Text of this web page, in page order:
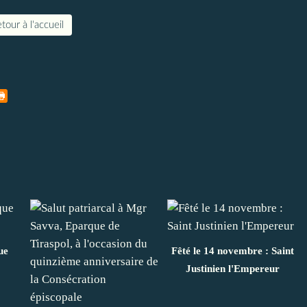
à l'accueil
Fêté le 14 novembre : Saint
Justinien l'Empereur